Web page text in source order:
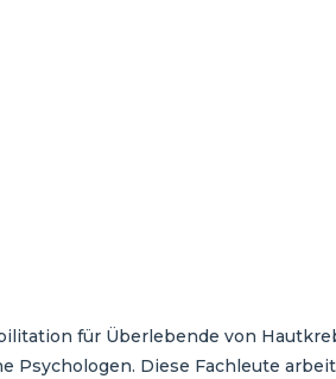
für Überlebende von
Diese Fachleute